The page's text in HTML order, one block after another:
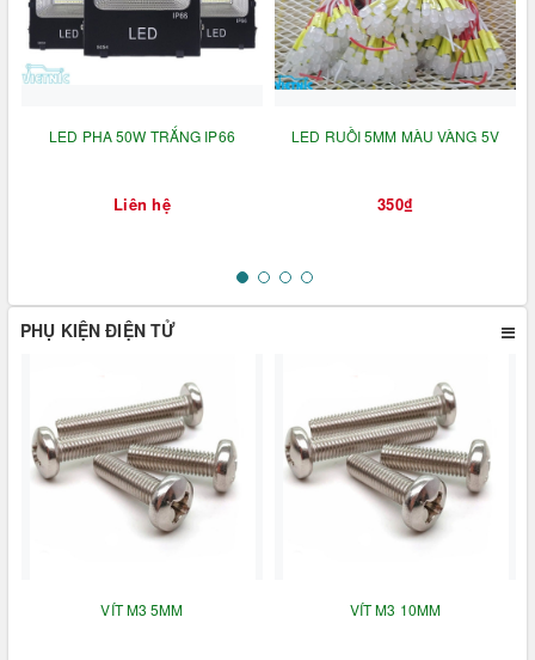
LED PHA 50W TRẮNG IP66
Liên hệ
LED RUỒI 5MM MÀU VÀNG 5V
350₫
PHỤ KIỆN ĐIỆN TỬ
VÍT M3 5MM VÍT M3 10MM